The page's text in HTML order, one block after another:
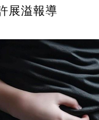
展溢報導